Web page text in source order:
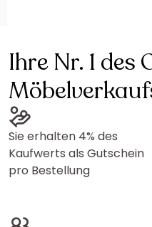
Ihre Nr. 1 des
Sie erhalten 4% des
Kaufwerts als Gutschein
pro Bestellung